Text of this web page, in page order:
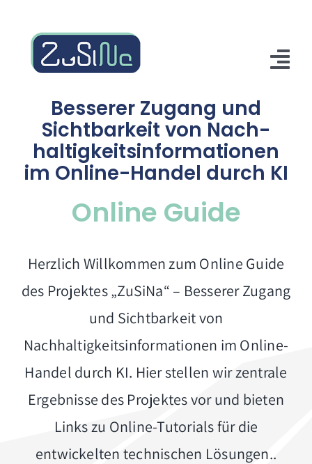
springen
Inhalt
Projekt
Fachkonferenz
Suche
Besserer Zugang und
Sichtbarkeit von ‍ Nach­
haltigkeits­informationen
im Online-Handel durch KI
Online Guide
Herzlich Willkommen zum Online Guide
des Projektes „ZuSiNa“ – Besserer Zugang
und Sichtbarkeit von
Nachhaltigkeitsinformationen im Online-
Handel durch KI. Hier stellen wir zentrale
Ergebnisse des Projektes vor und bieten
Links zu Online-Tutorials für die
entwickelten technischen Lösungen..